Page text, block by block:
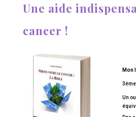
Une aide
cancer !
Mon
Un